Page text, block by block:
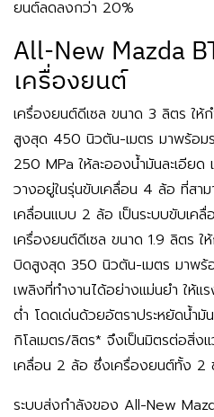
ยนต์ลดลงกว่า 20%
All-New Mazda
เครื่องยนต์
เครื่องยนต์ดีเซล ขนาด 3 ลิตร ใ
สูงสุด 450 นิวตัน-เมตร มาพร้อม
250 MPa ให้ละอองน้ำมันละเอีย
วางอยู่ในรุ่นขับเคลื่อน 4 ล้อ ที่สา
เคลื่อนแบบ 2 ล้อ เป็นระบบขับเค
เครื่องยนต์ดีเซล ขนาด 1.9 ลิตร
บิดสูงสุด 350 นิวตัน-เมตร มาพร้
เพลิงที่ทำงานได้อย่างแม่นยำ ให้
ต่ำ โดดเด่นด้วยอัตราประหยัดน้ำมั
กิโลเมตร/ลิตร* จึงเป็นมิตรต่อสิ่ง
เคลื่อน 2 ล้อ ซึ่งเครื่องยนต์ทั้ง 2
ระบบส่งกำลังของ All-New